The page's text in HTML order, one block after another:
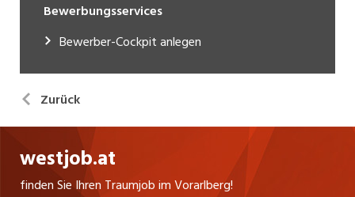
Bewerbungsservices
Bewerber-Cockpit anlegen
Zurück
westjob.at
finden Sie Ihren Traumjob im Vorarlberg!